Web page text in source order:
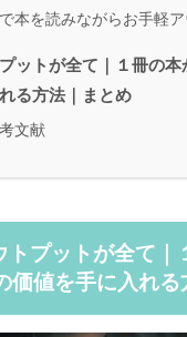
本を読みながらお手軽ア
ットが全て｜１冊の本
る方法｜まとめ
文献
トプットが全て｜
価値を手に入れる